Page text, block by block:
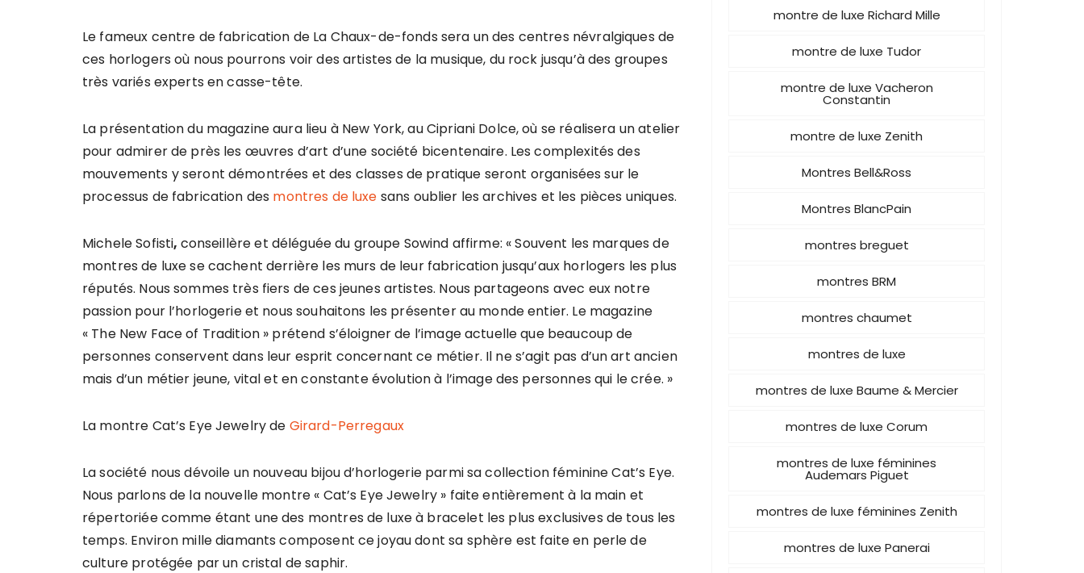
Le fameux centre de fabrication de La Chaux-de-fonds sera un des centres névralgiques de
ces horlogers où nous pourrons voir des artistes de la musique, du rock jusqu’à des groupes
très variés experts en casse-tête.
La présentation du magazine aura lieu à New York, au Cipriani Dolce, où se réalisera un atelier
pour admirer de près les œuvres d’art d’une société bicentenaire. Les complexités des
mouvements y seront démontrées et des classes de pratique seront organisées sur le
processus de fabrication des montres de luxe sans oublier les archives et les pièces uniques.
Michele Sofisti, conseillère et déléguée du groupe Sowind affirme: « Souvent les marques de
montres de luxe se cachent derrière les murs de leur fabrication jusqu’aux horlogers les plus
réputés. Nous sommes très fiers de ces jeunes artistes. Nous partageons avec eux notre
passion pour l’horlogerie et nous souhaitons les présenter au monde entier. Le magazine
« The New Face of Tradition » prétend s’éloigner de l’image actuelle que beaucoup de
personnes conservent dans leur esprit concernant ce métier. Il ne s’agit pas d’un art ancien
mais d’un métier jeune, vital et en constante évolution à l’image des personnes qui le crée. »
La montre Cat’s Eye Jewelry de Girard-Perregaux
La société nous dévoile un nouveau bijou d’horlogerie parmi sa collection féminine Cat’s Eye.
Nous parlons de la nouvelle montre « Cat’s Eye Jewelry » faite entièrement à la main et
répertoriée comme étant une des montres de luxe à bracelet les plus exclusives de tous les
temps. Environ mille diamants composent ce joyau dont sa sphère est faite en perle de
culture protégée par un cristal de saphir.
montre de luxe Richard Mille
montre de luxe Tudor
montre de luxe Vacheron
Constantin
montre de luxe Zenith
Montres Bell&Ross
Montres BlancPain
montres breguet
montres BRM
montres chaumet
montres de luxe
montres de luxe Baume & Mercier
montres de luxe Corum
montres de luxe féminines
Audemars Piguet
montres de luxe féminines Zenith
montres de luxe Panerai